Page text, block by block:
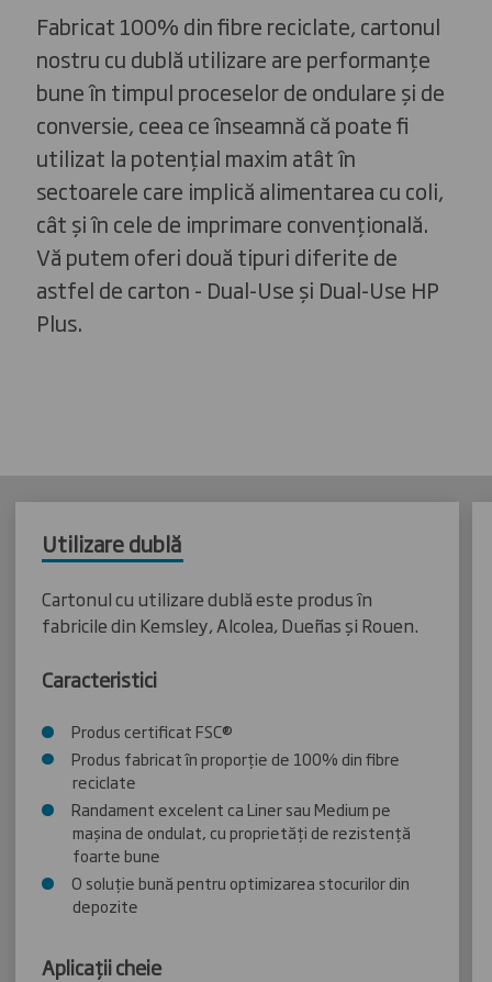
Fabricat 100% din fibre reciclate, cartonul
nostru cu dublă utilizare are performanțe
bune în timpul proceselor de ondulare și de
conversie, ceea ce înseamnă că poate fi
utilizat la potențial maxim atât în
sectoarele care implică alimentarea cu coli,
cât și în cele de imprimare convențională.
Vă putem oferi două tipuri diferite de
astfel de carton - Dual-Use și Dual-Use HP
Plus.
Utilizare dublă
Cartonul cu utilizare dublă este produs în
fabricile din Kemsley, Alcolea, Dueñas și Rouen.
Caracteristici
Produs certificat FSC®
Produs fabricat în proporție de 100% din fibre
reciclate
Randament excelent ca Liner sau Medium pe
mașina de ondulat, cu proprietăți de rezistență
foarte bune
O soluție bună pentru optimizarea stocurilor din
depozite
Aplicații cheie